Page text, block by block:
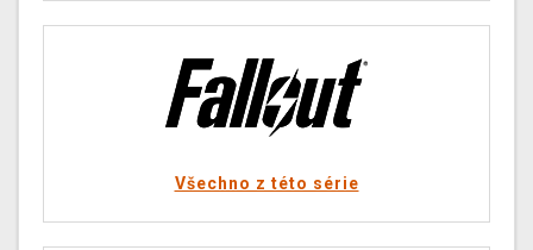
Všechno z této série